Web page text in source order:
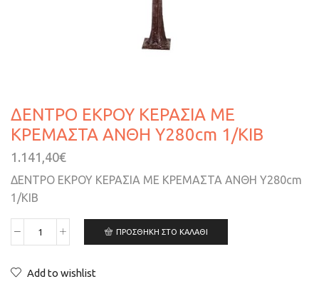
ΔΕΝΤΡΟ ΕΚΡΟΥ ΚΕΡΑΣΙΑ ΜΕ
ΚΡΕΜΑΣΤΑ ΑΝΘΗ Υ280cm 1/ΚΙΒ
1.141,40€
ΔΕΝΤΡΟ ΕΚΡΟΥ ΚΕΡΑΣΙΑ ΜΕ ΚΡΕΜΑΣΤΑ ΑΝΘΗ Υ280cm
1/ΚΙΒ
ΠΡΟΣΘΉΚΗ ΣΤΟ ΚΑΛΆΘΙ
Add to wishlist